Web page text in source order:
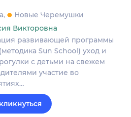
Новые Черемушки
Викторовна
развивающей программы
Sun School) уход и
с детьми на свежем
участие во